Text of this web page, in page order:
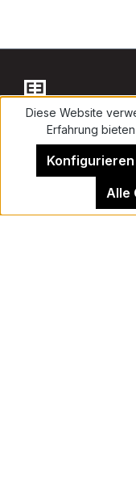
Kontakt
Diese Website
Erfahrung
Konfigurieren
Alle